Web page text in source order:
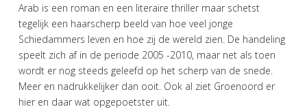
Arab is een roman en een literaire thriller maar schetst
tegelijk een haarscherp beeld van hoe veel jonge
Schiedammers leven en hoe zij de wereld zien. De handeling
speelt zich af in de periode 2005 -2010, maar net als toen
wordt er nog steeds geleefd op het scherp van de snede.
Meer en nadrukkelijker dan ooit. Ook al ziet Groenoord er
hier en daar wat opgepoetster uit.